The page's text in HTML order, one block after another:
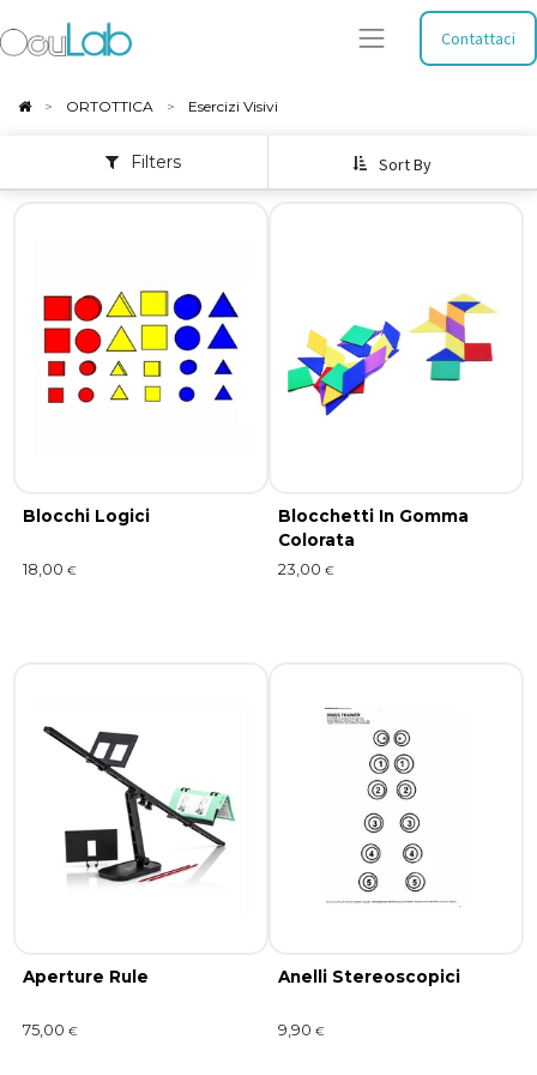
Contattaci
ORTOTTICA Esercizi Visivi
Filters Sort By
Blocchi Logici
18,00 €
Blocchetti In Gomma
Colorata
23,00 €
Aperture Rule
75,00 €
Anelli Stereoscopici
9,90 €